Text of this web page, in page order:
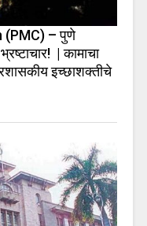
– पुणे
| कामाचा
इच्छाशक्तीचे